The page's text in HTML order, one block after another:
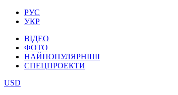
РУС
УКР
ВІДЕО
ФОТО
НАЙПОПУЛЯРНІШІ
СПЕЦПРОЕКТИ
USD